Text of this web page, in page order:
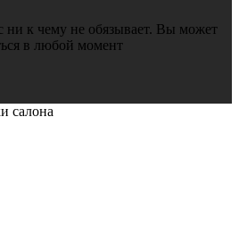
ни к чему не обязывает. Вы может
в любой момент
салона